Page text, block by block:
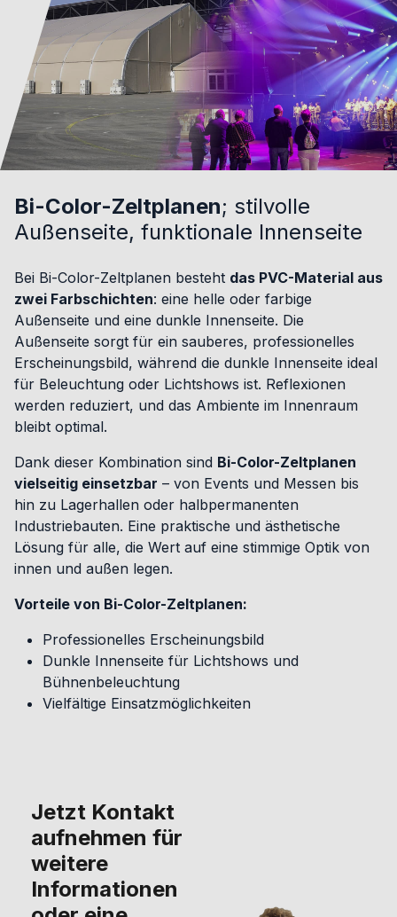
Bi-Color-Zeltplanen; stilvolle
Außenseite, funktionale Innenseite
Bei Bi-Color-Zeltplanen besteht das PVC-Material aus
zwei Farbschichten: eine helle oder farbige
Außenseite und eine dunkle Innenseite. Die
Außenseite sorgt für ein sauberes, professionelles
Erscheinungsbild, während die dunkle Innenseite ideal
für Beleuchtung oder Lichtshows ist. Reflexionen
werden reduziert, und das Ambiente im Innenraum
bleibt optimal.
Dank dieser Kombination sind Bi-Color-Zeltplanen
vielseitig einsetzbar – von Events und Messen bis
hin zu Lagerhallen oder halbpermanenten
Industriebauten. Eine praktische und ästhetische
Lösung für alle, die Wert auf eine stimmige Optik von
innen und außen legen.
Vorteile von Bi-Color-Zeltplanen:
Professionelles Erscheinungsbild
Dunkle Innenseite für Lichtshows und
Bühnenbeleuchtung
Vielfältige Einsatzmöglichkeiten
Jetzt Kontakt
aufnehmen für
weitere
Informationen